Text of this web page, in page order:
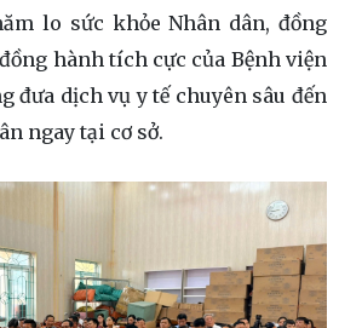
lo sức khỏe Nhân dân, đồng
hành tích cực của Bệnh viện
đưa dịch vụ y tế chuyên sâu đến
ngay tại cơ sở.